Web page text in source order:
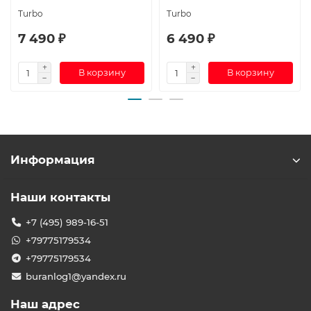
Turbo
7 490 ₽
В корзину
Turbo
6 490 ₽
В корзину
Информация
Наши контакты
+7 (495) 989-16-51
+79775179534
+79775179534
buranlog1@yandex.ru
Наш адрес